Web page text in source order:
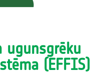
ugunsgrēku
(EFFIS)